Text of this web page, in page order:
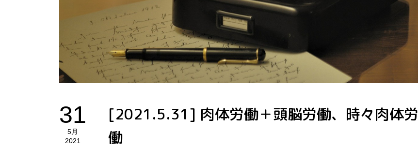
31
5月
2021
[2021.5.31] 肉体労働＋頭脳労働、時々肉体労
働